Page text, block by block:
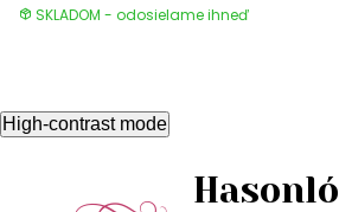
SKLADOM - odosielame ihneď
High-contrast mode
Hasonló